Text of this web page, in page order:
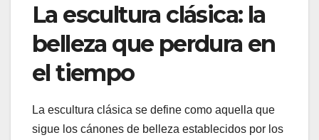
La escultura clásica: la
belleza que perdura en
el tiempo
La escultura clásica se define como aquella que
sigue los cánones de belleza establecidos por los